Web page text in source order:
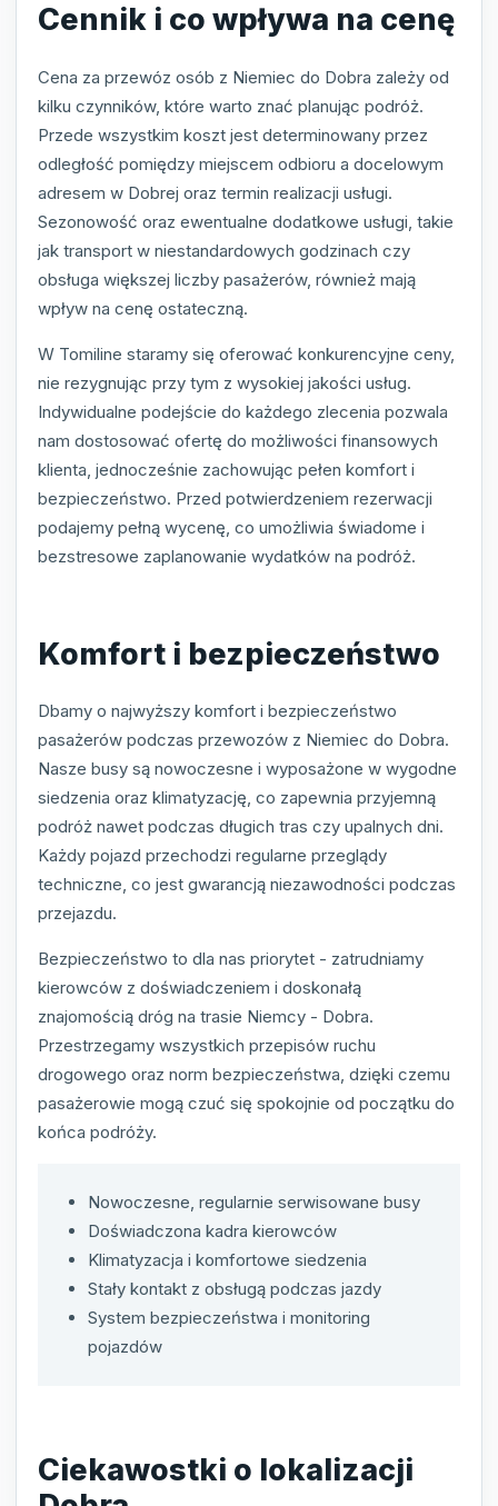
Cennik i co wpływa na cenę
Cena za przewóz osób z Niemiec do Dobra zależy od
kilku czynników, które warto znać planując podróż.
Przede wszystkim koszt jest determinowany przez
odległość pomiędzy miejscem odbioru a docelowym
adresem w Dobrej oraz termin realizacji usługi.
Sezonowość oraz ewentualne dodatkowe usługi, takie
jak transport w niestandardowych godzinach czy
obsługa większej liczby pasażerów, również mają
wpływ na cenę ostateczną.
W Tomiline staramy się oferować konkurencyjne ceny,
nie rezygnując przy tym z wysokiej jakości usług.
Indywidualne podejście do każdego zlecenia pozwala
nam dostosować ofertę do możliwości finansowych
klienta, jednocześnie zachowując pełen komfort i
bezpieczeństwo. Przed potwierdzeniem rezerwacji
podajemy pełną wycenę, co umożliwia świadome i
bezstresowe zaplanowanie wydatków na podróż.
Komfort i bezpieczeństwo
Dbamy o najwyższy komfort i bezpieczeństwo
pasażerów podczas przewozów z Niemiec do Dobra.
Nasze busy są nowoczesne i wyposażone w wygodne
siedzenia oraz klimatyzację, co zapewnia przyjemną
podróż nawet podczas długich tras czy upalnych dni.
Każdy pojazd przechodzi regularne przeglądy
techniczne, co jest gwarancją niezawodności podczas
przejazdu.
Bezpieczeństwo to dla nas priorytet - zatrudniamy
kierowców z doświadczeniem i doskonałą
znajomością dróg na trasie Niemcy - Dobra.
Przestrzegamy wszystkich przepisów ruchu
drogowego oraz norm bezpieczeństwa, dzięki czemu
pasażerowie mogą czuć się spokojnie od początku do
końca podróży.
Nowoczesne, regularnie serwisowane busy
Doświadczona kadra kierowców
Klimatyzacja i komfortowe siedzenia
Stały kontakt z obsługą podczas jazdy
System bezpieczeństwa i monitoring
pojazdów
Ciekawostki o lokalizacji